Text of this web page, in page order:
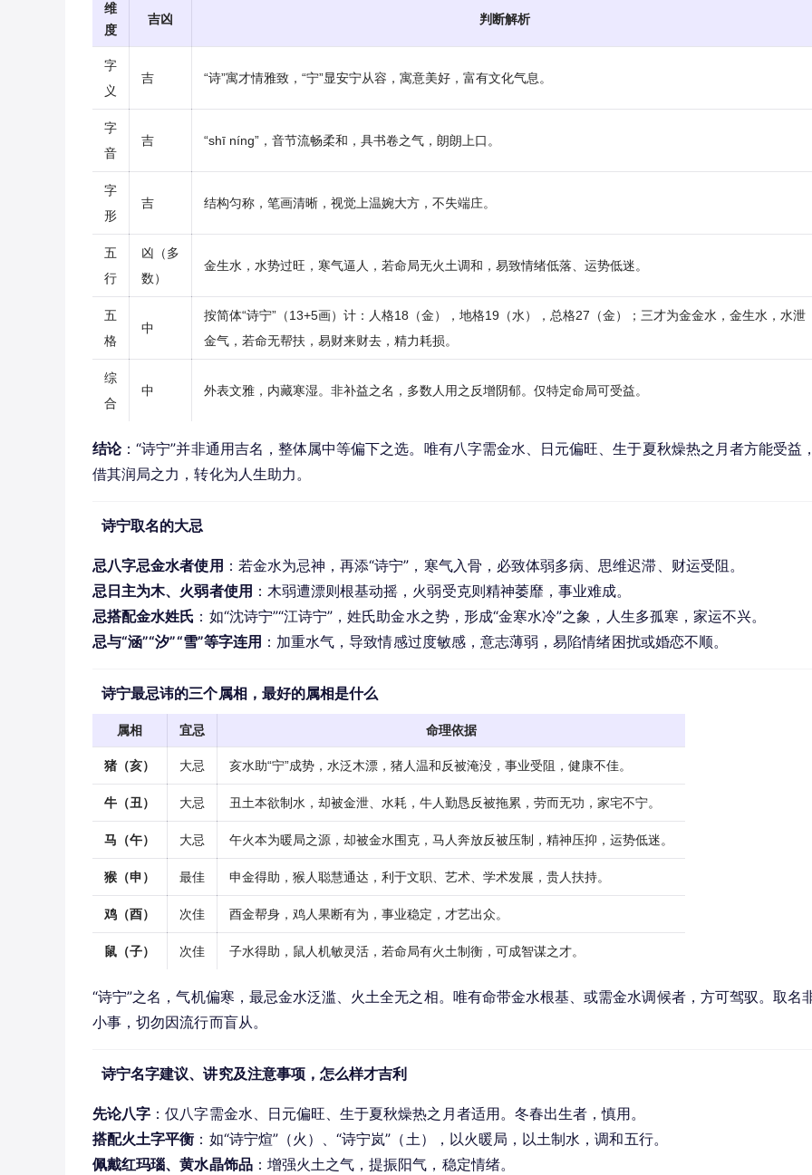
维
度
吉凶 判断解析
字
义
吉 “诗”寓才情雅致，“宁”显安宁从容，寓意美好，富有文化气息。
字
音
吉 “shī níng”，音节流畅柔和，具书卷之气，朗朗上口。
字
形
吉 结构匀称，笔画清晰，视觉上温婉大方，不失端庄。
五
行
凶（多
数）
金生水，水势过旺，寒气逼人，若命局无火土调和，易致情绪低落、运势低迷。
五
格
中
按简体“诗宁”（13+5画）计：人格18（金），地格19（水），总格27（金）；三才为金金水，金生水，水泄
金气，若命无帮扶，易财来财去，精力耗损。
综
合
中 外表文雅，内藏寒湿。非补益之名，多数人用之反增阴郁。仅特定命局可受益。
结论：“诗宁”并非通用吉名，整体属中等偏下之选。唯有八字需金水、日元偏旺、生于夏秋燥热之月者方能受益
借其润局之力，转化为人生助力。
诗宁取名的大忌
忌八字忌金水者使用 ：若金水为忌神，再添“诗宁”，寒气入骨，必致体弱多病、思维迟滞、财运受阻。
忌日主为木、火弱者使用 ：木弱遭漂则根基动摇，火弱受克则精神萎靡，事业难成。
忌搭配金水姓氏 ：如“沈诗宁”“江诗宁”，姓氏助金水之势，形成“金寒水冷”之象，人生多孤寒，家运不兴。
忌与“涵”“汐”“雪”等字连用 ：加重水气，导致情感过度敏感，意志薄弱，易陷情绪困扰或婚恋不顺。
诗宁最忌讳的三个属相，最好的属相是什么
属相 宜忌 命理依据
猪（亥） 大忌 亥水助“宁”成势，水泛木漂，猪人温和反被淹没，事业受阻，健康不佳。
牛（丑） 大忌 丑土本欲制水，却被金泄、水耗，牛人勤恳反被拖累，劳而无功，家宅不宁。
马（午） 大忌 午火本为暖局之源，却被金水围克，马人奔放反被压制，精神压抑，运势低迷。
猴（申） 最佳 申金得助，猴人聪慧通达，利于文职、艺术、学术发展，贵人扶持。
鸡（酉） 次佳 酉金帮身，鸡人果断有为，事业稳定，才艺出众。
鼠（子） 次佳 子水得助，鼠人机敏灵活，若命局有火土制衡，可成智谋之才。
“诗宁”之名，气机偏寒，最忌金水泛滥、火土全无之相。唯有命带金水根基、或需金水调候者，方可驾驭。取名
小事，切勿因流行而盲从。
诗宁名字建议、讲究及注意事项，怎么样才吉利
先论八字 ：仅八字需金水、日元偏旺、生于夏秋燥热之月者适用。冬春出生者，慎用。
搭配火土字平衡 ：如“诗宁煊”（火）、“诗宁岚”（土），以火暖局，以土制水，调和五行。
佩戴红玛瑙、黄水晶饰品：增强火土之气，提振阳气，稳定情绪。